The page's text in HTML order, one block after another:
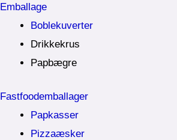
Emballage
Boblekuverter
Drikkekrus
Papbægre
Fastfoodemballager
Papkasser
Pizzaæsker